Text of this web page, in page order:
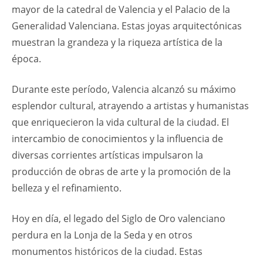
mayor de la catedral de Valencia y el Palacio de la
Generalidad Valenciana. Estas joyas arquitectónicas
muestran la grandeza y la riqueza artística de la
época.
Durante este período, Valencia alcanzó su máximo
esplendor cultural, atrayendo a artistas y humanistas
que enriquecieron la vida cultural de la ciudad. El
intercambio de conocimientos y la influencia de
diversas corrientes artísticas impulsaron la
producción de obras de arte y la promoción de la
belleza y el refinamiento.
Hoy en día, el legado del Siglo de Oro valenciano
perdura en la Lonja de la Seda y en otros
monumentos históricos de la ciudad. Estas